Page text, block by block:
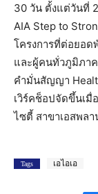
30 วัน ตั้งแต่วันที่
AIA Step to
โครงการที่ต่อยอด
และผู้คนทั่วภูมิภา
คำมั่นสัญญา
เวิร์คช็อปจัดขึ้นเมื่
ไซตี้ สาขาเอสพล
Tags เอไอเอ